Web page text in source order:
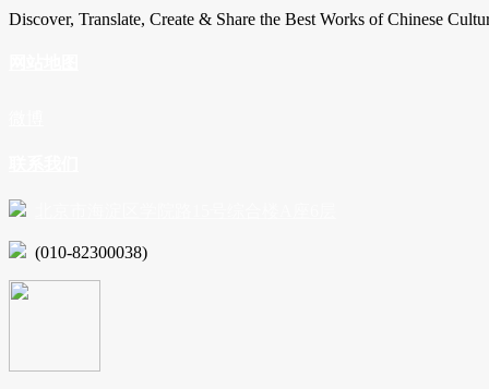
Discover, Translate, Create & Share the Best Works of Chinese
(010-82300038)